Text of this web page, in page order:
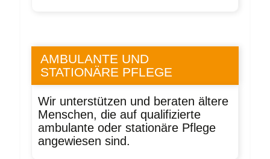
AMBULANTE UND
STATIONÄRE PFLEGE
Wir unterstützen und beraten ältere
Menschen, die auf qualifizierte
ambulante oder stationäre Pflege
angewiesen sind.